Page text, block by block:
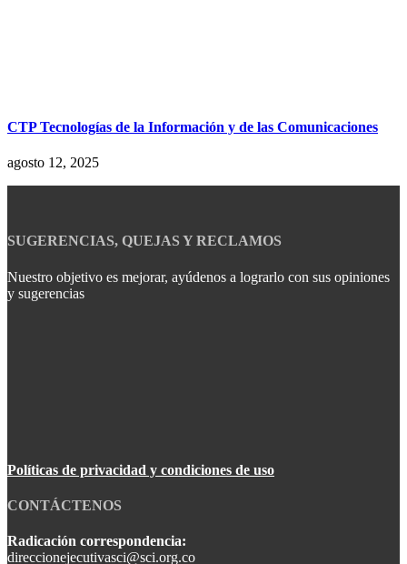
CTP Tecnologías de la Información y de las Comunicaciones
agosto 12, 2025
SUGERENCIAS, QUEJAS Y RECLAMOS
Nuestro objetivo es mejorar, ayúdenos a lograrlo con sus opiniones
y sugerencias
Políticas de privacidad y condiciones de uso
CONTÁCTENOS
Radicación correspondencia:
direccionejecutivasci@sci.org.co